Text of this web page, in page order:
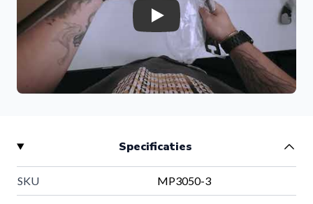
georganiseerde trainingsomgeving zonder losse
gewichten op de vloer.
Het ophangsysteem is vervaardigd uit sterk 4 mm staal en
heeft een maximale draagcapaciteit van maar liefst160
kg. Hierdoor kun je met vertrouwen zware bumper plates
Veilige opslag van bumper plates en halterschijven
vloer. Dat verhoogt niet alleen de veiligheid, maar zorgt
Play
Specificaties
SKU MP3050-3